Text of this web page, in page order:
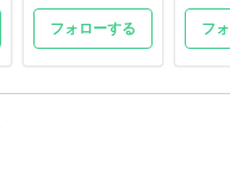
フォローする フ